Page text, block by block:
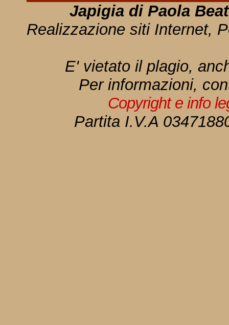
Japigia di Paola
Realizzazione siti Internet,
E' vietato il plagio,
Per informazioni,
Copyright e info
Partita I.V.A